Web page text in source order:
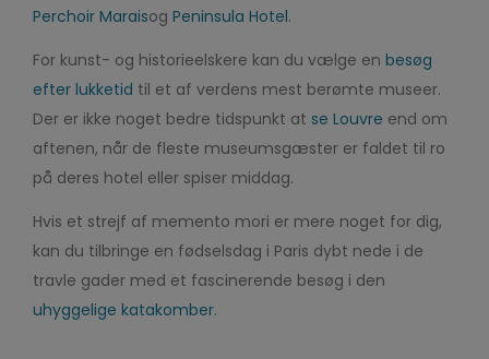
Perchoir Maraisog Peninsula Hotel.
For kunst- og historieelskere kan du vælge en besøg
efter lukketid til et af verdens mest berømte museer.
Der er ikke noget bedre tidspunkt at se Louvre end om
aftenen, når de fleste museumsgæster er faldet til ro
på deres hotel eller spiser middag.
Hvis et strejf af memento mori er mere noget for dig,
kan du tilbringe en fødselsdag i Paris dybt nede i de
travle gader med et fascinerende besøg i den
uhyggelige katakomber.